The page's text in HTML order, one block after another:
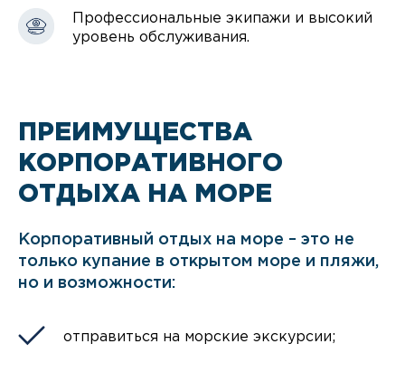
Профессиональные экипажи и высокий
уровень обслуживания.
ПРЕИМУЩЕСТВА
КОРПОРАТИВНОГО
ОТДЫХА НА МОРЕ
Корпоративный отдых на море – это не
только купание в открытом море и пляжи,
но и возможности:
отправиться на морские экскурсии;